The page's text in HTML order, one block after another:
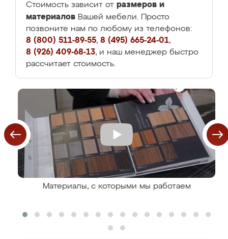
Стоимость зависит от размеров и
материалов Вашей мебели. Просто
позвоните нам по любому из телефонов:
8 (800) 511-89-55, 8 (495) 665-24-01,
8 (926) 409-68-13, и наш менеджер быстро
рассчитает стоимость.
Материалы, с которыми мы работаем